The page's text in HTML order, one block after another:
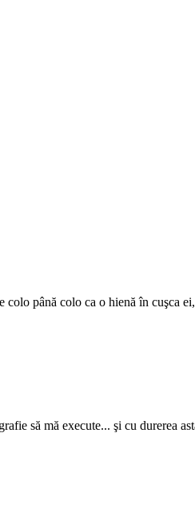
până colo ca o hienă în cuşca
să mă execute... şi cu durerea